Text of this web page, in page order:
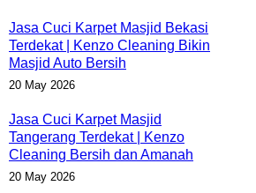
Jasa Cuci Karpet Masjid Bekasi
Terdekat | Kenzo Cleaning Bikin
Masjid Auto Bersih
20 May 2026
Jasa Cuci Karpet Masjid
Tangerang Terdekat | Kenzo
Cleaning Bersih dan Amanah
20 May 2026